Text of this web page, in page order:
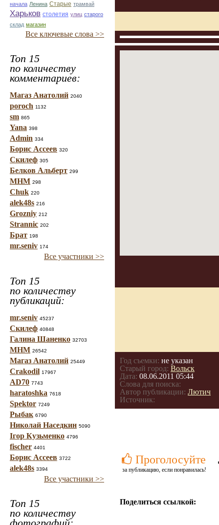
начала Ленина Старые трамвай
Харьков столетия улиц старого
склад магазин
Все ключевые слова >>
Топ 15
по количеству
комментариев:
Магаз Анатолий 2040
poroch 1132
sm 865
Yana 398
Admin 334
Борис Ассеев 320
Скилеф 305
Белков Альберт 299
МНМ 298
Chuk 220
alek48s 216
Grozniy 212
Strannic 202
Брат 198
mr.seniv 174
Все участники >>
Топ 15
по количеству
публикаций:
mr.seniv 45237
Скилеф 40848
Галина Шаненко 32703
МНМ 26542
Магаз Анатолий 25449
Crakodil 17967
AD70 7743
haratoshka 7618
Spektor 7249
Рыбак 6790
Николай Наседкин 5090
Ігор Кузьменко 4796
fischer 4401
Борис Ассеев 3722
alek48s 3394
Все участники >>
Топ 15
по количеству
Год съемки: не указан
Старый город: Вольск
Дата: 08.06.2011 05:44
Слова для поиска:
Автор публикации: Лютич
Источник:
Проголосуйте
за публикацию, если понравилась!
Поделиться ссылкой: